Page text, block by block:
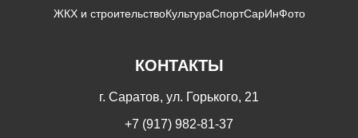
ЖКХ и строительствоКультураСпортСарИнФото
КОНТАКТЫ
г. Саратов, ул. Горького, 21
+7 (917) 982-81-37